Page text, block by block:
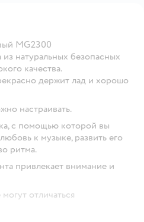
MG2300
из натуральных безопасных
качества.
держит лад и хорошо
настраивать.
с помощью которой вы
к музыке, развить его
ритма.
привлекает внимание и
отличаться